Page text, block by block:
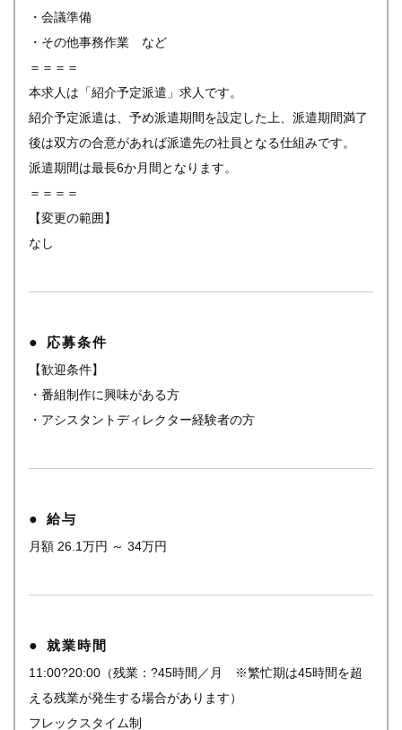
・会議準備
・その他事務作業 など
＝＝＝＝
本求人は「紹介予定派遣」求人です。
紹介予定派遣は、予め派遣期間を設定した上、派遣期間満了
後は双方の合意があれば派遣先の社員となる仕組みです。
派遣期間は最長6か月間となります。
＝＝＝＝
【変更の範囲】
なし
応募条件
【歓迎条件】
・番組制作に興味がある方
・アシスタントディレクター経験者の方
給与
月額 26.1万円 ～ 34万円
就業時間
11:00?20:00（残業：?45時間／月 ※繁忙期は45時間を超
える残業が発生する場合があります）
フレックスタイム制